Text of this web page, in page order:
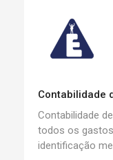
Contabilidade
Contabilidade
todos os
identificação